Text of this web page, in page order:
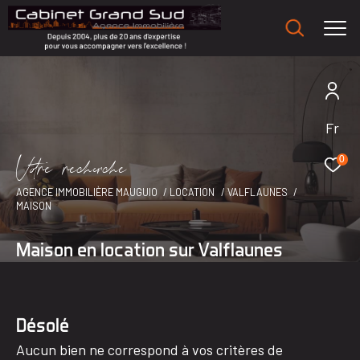
Fr
0
Vore recece
AGENCE IMMOBILIÈRE MAUGUIO LOCATION
VALFLAUNES
MAISON
Maison en location sur Valflaunes
Désolé
Aucun bien ne correspond à vos critères de